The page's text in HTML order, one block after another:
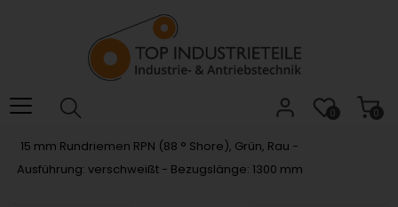
das
Barrierefreiheitsmenü
0
0
15 mm Rundriemen RPN (88 ° Shore), Grün, Rau -
Ausführung: verschweißt - Bezugslänge: 1300 mm